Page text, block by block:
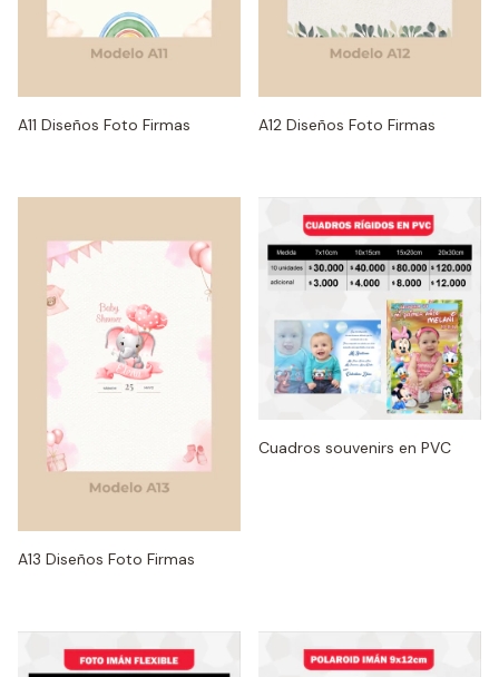
A11 Diseños Foto Firmas A12 Diseños Foto Firmas
A13 Diseños Foto Firmas
Cuadros souvenirs en PVC